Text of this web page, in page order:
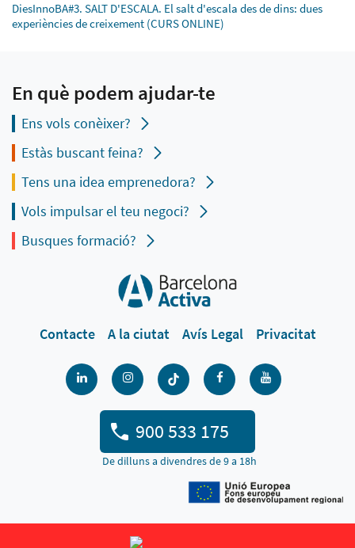
DiesInnoBA#3. SALT D'ESCALA. El salt d'escala des de dins: dues
experiències de creixement (CURS ONLINE)
En què podem ajudar-te
Ens vols conèixer?
Estàs buscant feina?
Tens una idea emprenedora?
Vols impulsar el teu negoci?
Busques formació?
Contacte A la ciutat Avís Legal Privacitat
900 533 175
De dilluns a divendres de 9 a 18h